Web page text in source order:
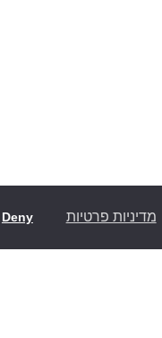
מדיניות פרטיות Deny